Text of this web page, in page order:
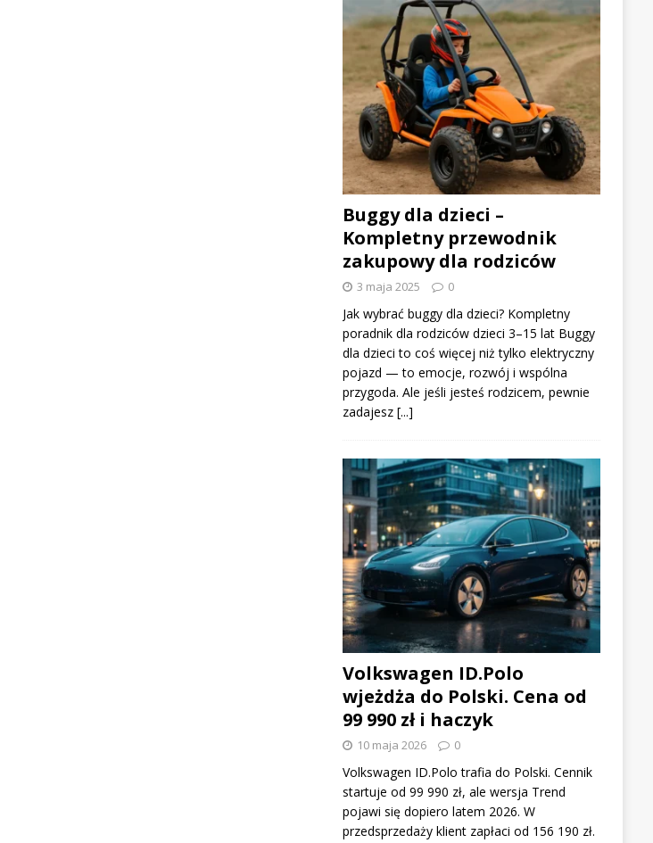
Buggy dla dzieci –
Kompletny przewodnik
zakupowy dla rodziców
3 maja 2025 0
Jak wybrać buggy dla dzieci? Kompletny
poradnik dla rodziców dzieci 3–15 lat Buggy
dla dzieci to coś więcej niż tylko elektryczny
pojazd — to emocje, rozwój i wspólna
przygoda. Ale jeśli jesteś rodzicem, pewnie
zadajesz [...]
Volkswagen ID.Polo
wjeżdża do Polski. Cena od
99 990 zł i haczyk
10 maja 2026 0
Volkswagen ID.Polo trafia do Polski. Cennik
startuje od 99 990 zł, ale wersja Trend
pojawi się dopiero latem 2026. W
przedsprzedaży klient zapłaci od 156 190 zł.